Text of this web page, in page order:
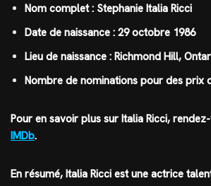
Nom complet : Stephanie Italia Ricci
Date de naissance : 29 octobre 1986
Lieu de naissance : Richmond Hill,
Nombre de nominations pour des prix
Pour en savoir plus sur Italia Ricci,
IMDb.
En résumé, Italia Ricci est une actrice